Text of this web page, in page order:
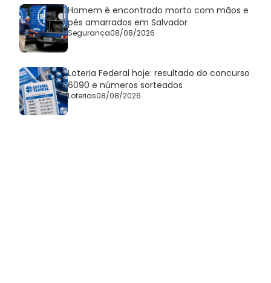
Homem é encontrado morto com mãos e
pés amarrados em Salvador
Segurança08/08/2026
Loteria Federal hoje: resultado do concurso
6090 e números sorteados
Loterias08/08/2026